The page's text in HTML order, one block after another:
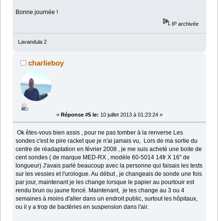
Bonne journée !
IP archivée
Lavandula 2
charlieboy
« Réponse #5 le: 10 juillet 2013 à 01:23:24 »
Ok êtes-vous bien assis , pour ne pas tomber à la renverse Les
sondes c'est le pire racket que je n'ai jamais vu, Lors de ma sortie du
centre de réadaptation en février 2008 , je me suis acheté une boite de
cent sondes ( de marque MED-RX , modèle 60-5014 14fr X 16'' de
longueur) J'avais parlé beaucoup avec la personne qui faisais les tests
sur les vessies et l'urologue. Au début , je changeais de sonde une fois
par jour, maintenant je les change lorsque le papier au pourtouir est
rendu brun ou jaune foncé. Maintenant, je les change au 3 ou 4
semaines à moins d'aller dans un endroit public, surtout les hôpitaux,
ou il y a trop de bactéries en suspension dans l'air.